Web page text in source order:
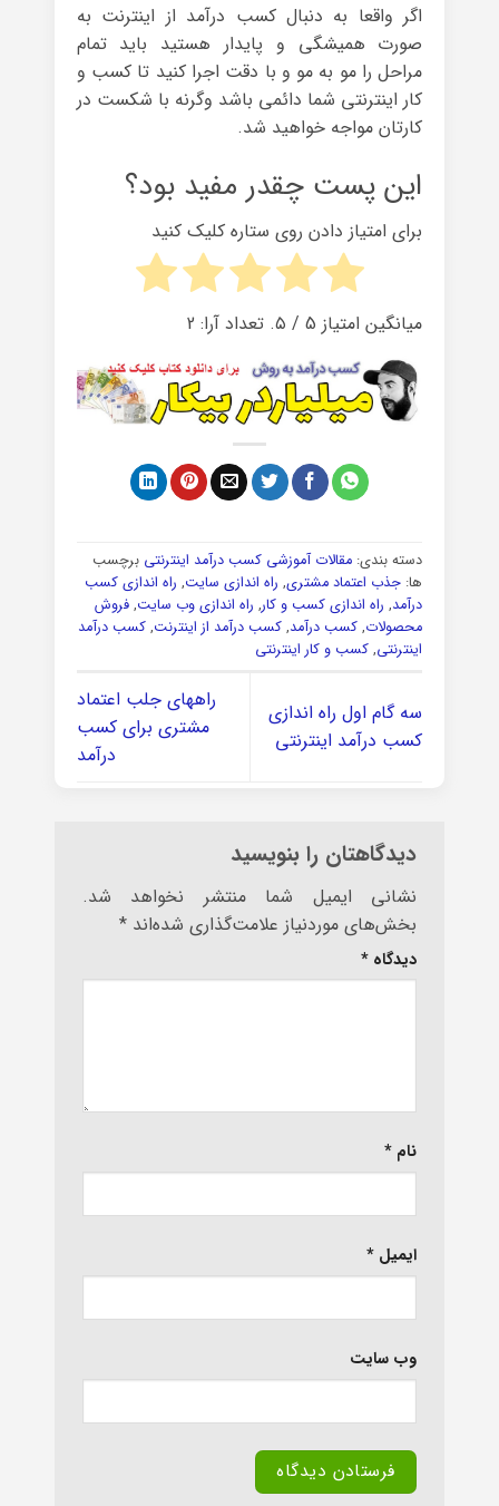
اگر واقعا به دنبال کسب درآمد از اینترنت به
صورت همیشگی و پایدار هستید باید تمام
مراحل را مو به مو و با دقت اجرا کنید تا کسب و
کار اینترنتی شما دائمی باشد وگرنه با شکست در
کارتان مواجه خواهید شد.
این پست چقدر مفید بود؟
برای امتیاز دادن روی ستاره کلیک کنید
میانگین امتیاز 5/ ۵. تعداد آرا: 2
دسته بندی: مقالات آموزشی کسب درآمد اینترنتی برچسب
ها: جذب اعتماد مشتری, راه اندازی سایت, راه اندازی کسب
درآمد, راه اندازی کسب و کار, راه اندازی وب سایت, فروش
محصولات, کسب درآمد, کسب درآمد از اینترنت, کسب درآمد
اینترنتی, کسب و کار اینترنتی
سه گام اول راه اندازی
کسب درآمد اینترنتی
راههای جلب اعتماد
مشتری برای کسب
درآمد
دیدگاهتان را بنویسید
نشانی ایمیل شما منتشر نخواهد شد.
بخش‌های موردنیاز علامت‌گذاری شده‌اند *
دیدگاه *
نام *
ایمیل *
وب‌ سایت